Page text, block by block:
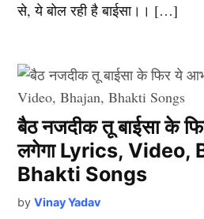
से, ये बोल रही है बाईसा।। […]
बैठ नजदीक तू बाईसा के
लगेगा Lyrics, Video,
Bhakti Songs
by Vinay Yadav